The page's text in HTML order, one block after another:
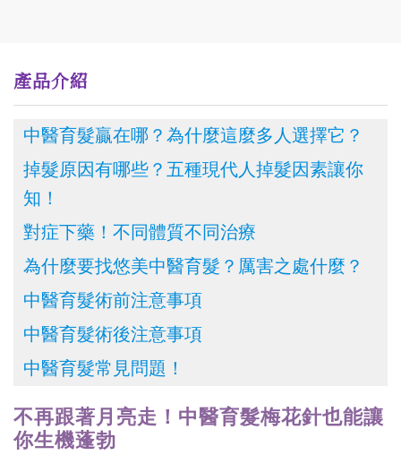
產品介紹
中醫育髮贏在哪？為什麼這麼多人選擇它？
掉髮原因有哪些？五種現代人掉髮因素讓你
知！
對症下藥！不同體質不同治療
為什麼要找悠美中醫育髮？厲害之處什麼？
中醫育髮術前注意事項
中醫育髮術後注意事項
中醫育髮常見問題！
不再跟著月亮走！中醫育髮梅花針也能讓
你生機蓬勃